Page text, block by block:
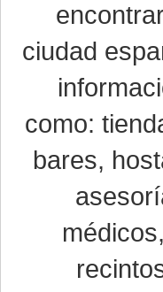
ciudad
como:
bares,